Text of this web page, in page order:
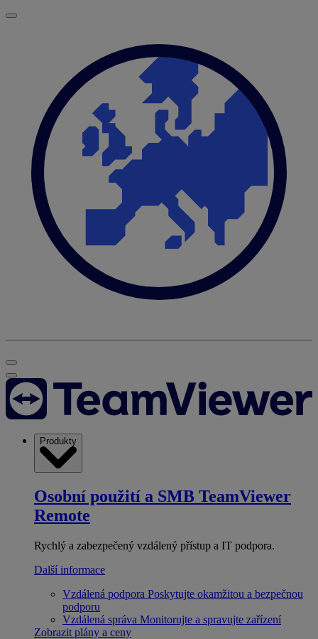
Produkty
Osobní použití a SMB TeamViewer
Remote
Rychlý a zabezpečený vzdálený přístup a IT podpora.
Další informace
Vzdálená podpora Poskytujte okamžitou a bezpečnou
podporu
Vzdálená správa Monitorujte a spravujte zařízení
Zobrazit plány a ceny